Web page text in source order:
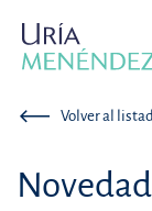
Volver al